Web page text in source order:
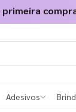
primeira
Adesivos